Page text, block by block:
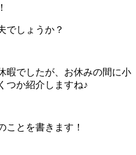
でしょうか？
暇でしたが、お休みの間に小
つか紹介しますね♪
ことを書きます！